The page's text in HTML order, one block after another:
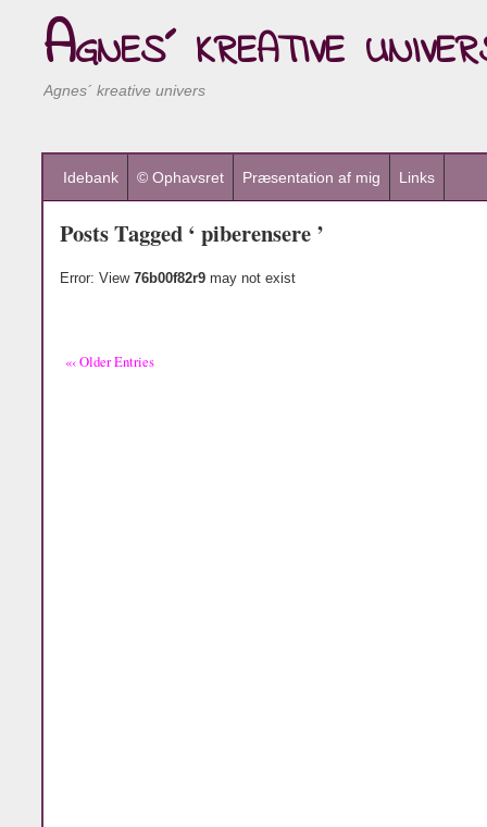
Agnes´ kreative
Agnes´ kreative univers
Idebank © Ophavsret Præsentation af mig Links
Posts Tagged ‘ piberensere ’
Error: View 76b00f82r9 may not exist
«‹ Older Entries